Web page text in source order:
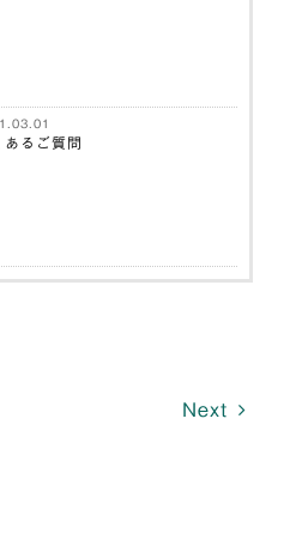
あるご質問
Next